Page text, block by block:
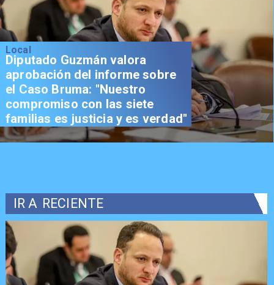
Local
Diputado Guzmán valora
aprobación del informe sobre
el Caso Bruma: "Nuestro
compromiso con las siete
familias es justicia y es verdad"
IR A RECIENTE